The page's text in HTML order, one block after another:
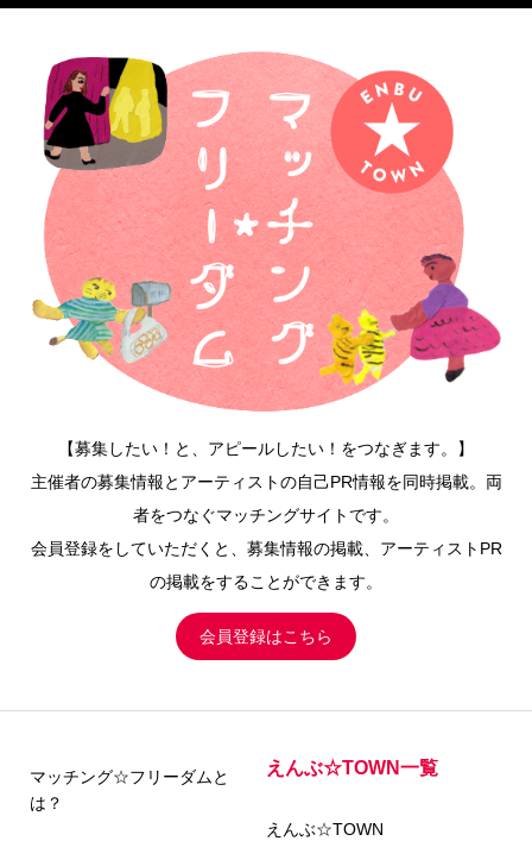
【募集したい！と、アピールしたい！をつなぎます。】
主催者の募集情報とアーティストの自己PR情報を同時掲載。両
者をつなぐマッチングサイトです。
会員登録をしていただくと、募集情報の掲載、アーティストPR
の掲載をすることができます。
会員登録はこちら
マッチング☆フリーダムと
は？
えんぶ☆TOWN一覧
えんぶ☆TOWN